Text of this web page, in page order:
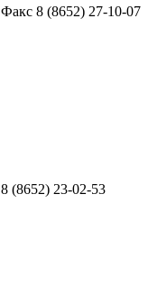
Факс 8 (8652) 27-10-07
8 (8652) 23-02-53